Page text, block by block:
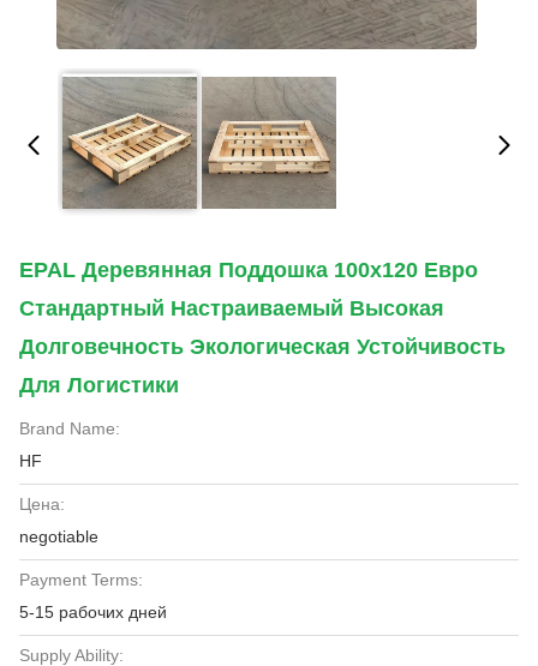
EPAL Деревянная Поддошка 100x120 Евро
Стандартный Настраиваемый Высокая
Долговечность Экологическая Устойчивость
Для Логистики
Brand Name:
HF
Цена:
negotiable
Payment Terms:
5-15 рабочих дней
Supply Ability: